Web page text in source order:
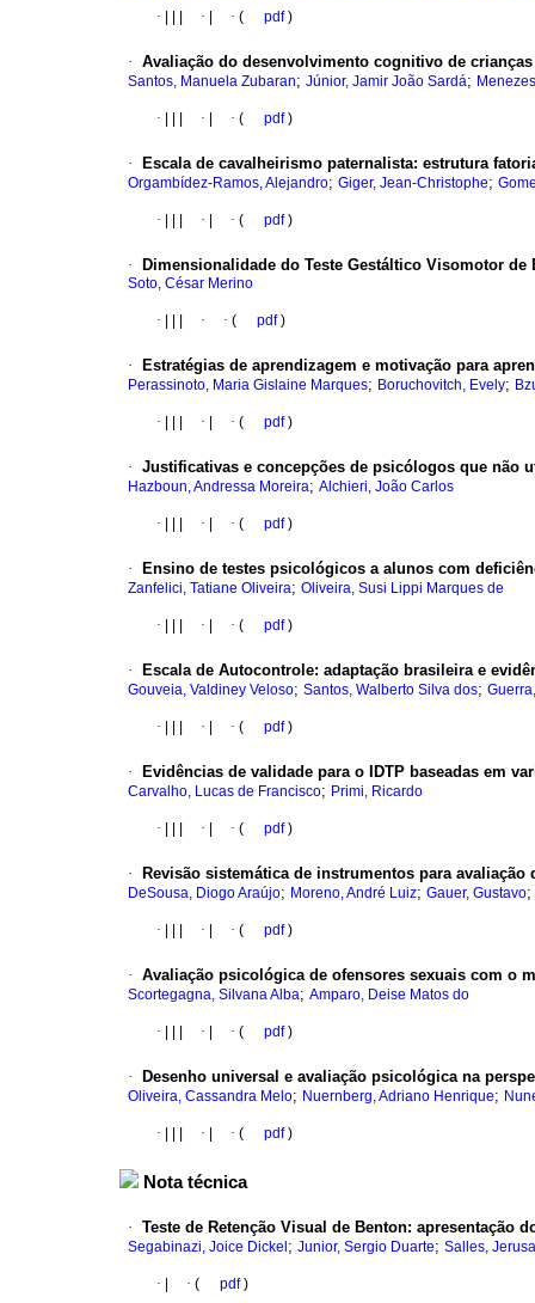
· · · ( pdf)
· Avaliação do desenvolvimento cognitivo de
Santos, Manuela Zubaran; Júnior, Jamir João Sardá;
· · · ( pdf)
· Escala de cavalheirismo paternalista: estrutura
Orgambídez-Ramos, Alejandro; Giger, Jean-Christophe;
· · · ( pdf)
· Dimensionalidade do Teste Gestáltico Visomotor de
Soto, César Merino
· · · ( pdf)
· Estratégias de aprendizagem e motivação para
Perassinoto, Maria Gislaine Marques; Boruchovitch, Evely;
· · · ( pdf)
· Justificativas e concepções de psicólogos que não
Hazboun, Andressa Moreira; Alchieri, João Carlos
· · · ( pdf)
· Ensino de testes psicológicos a alunos com
Zanfelici, Tatiane Oliveira; Oliveira, Susi Lippi Marques de
· · · ( pdf)
· Escala de Autocontrole: adaptação brasileira e
Gouveia, Valdiney Veloso; Santos, Walberto Silva dos;
· · · ( pdf)
· Evidências de validade para o IDTP baseadas em
Carvalho, Lucas de Francisco; Primi, Ricardo
· · · ( pdf)
· Revisão sistemática de instrumentos para
DeSousa, Diogo Araújo; Moreno, André Luiz; Gauer, Gustavo;
· · · ( pdf)
· Avaliação psicológica de ofensores sexuais com o
Scortegagna, Silvana Alba; Amparo, Deise Matos do
· · · ( pdf)
· Desenho universal e avaliação psicológica na
Oliveira, Cassandra Melo; Nuernberg, Adriano Henrique;
· · · ( pdf)
Nota técnica
· Teste de Retenção Visual de Benton: apresentação
Segabinazi, Joice Dickel ; Junior, Sergio Duarte; Salles,
· · ( pdf)